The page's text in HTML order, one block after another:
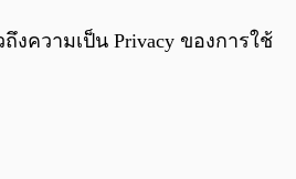
งความเป็น Privacy ของการใช้